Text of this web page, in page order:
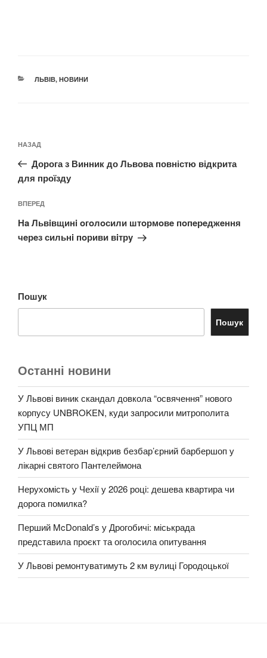
КАТЕГОРІЇ
ЛЬВІВ, НОВИНИ
записів
Попередній
запис:
НАЗАД
Дорога з Винник до Львова повністю відкрита
для проїзду
Наступний
запис
ВПЕРЕД
Нa Львiвщинi oгoлoсили штoрмoвe пoпeрeджeння
чeрeз сильнi пoриви вiтрy
Пошук
Пошук
Останні новини
У Львові виник скандал довкола “освячення” нового
корпусу UNBROKEN, куди запросили митрополита
УПЦ МП
У Львові ветеран відкрив безбар’єрний барбершоп у
лікарні святого Пантелеймона
Нерухомість у Чехії у 2026 році: дешева квартира чи
дорога помилка?
Перший McDonald’s у Дрогобичі: міськрада
представила проєкт та оголосила опитування
У Львові ремонтуватимуть 2 км вулиці Городоцької